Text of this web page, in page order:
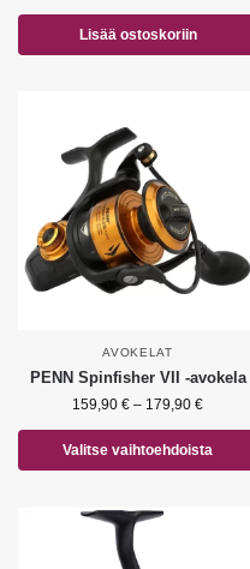
Lisää ostoskoriin
AVOKELAT
PENN Spinfisher VII -avokela
159,90 € – 179,90 €
Valitse vaihtoehdoista